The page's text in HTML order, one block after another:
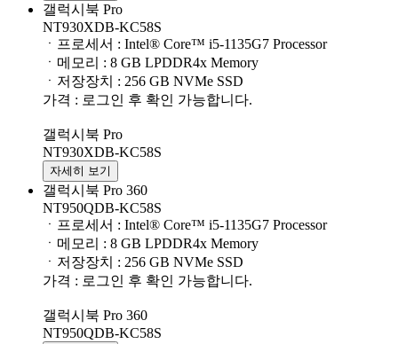
갤럭시북 Pro
NT930XDB-KC58S
ㆍ프로세서 : Intel® Core™ i5-1135G7 Processor
ㆍ메모리 : 8 GB LPDDR4x Memory
ㆍ저장장치 : 256 GB NVMe SSD
가격 : 로그인 후 확인 가능합니다.
갤럭시북 Pro
NT930XDB-KC58S
자세히 보기
갤럭시북 Pro 360
NT950QDB-KC58S
ㆍ프로세서 : Intel® Core™ i5-1135G7 Processor
ㆍ메모리 : 8 GB LPDDR4x Memory
ㆍ저장장치 : 256 GB NVMe SSD
가격 : 로그인 후 확인 가능합니다.
갤럭시북 Pro 360
NT950QDB-KC58S